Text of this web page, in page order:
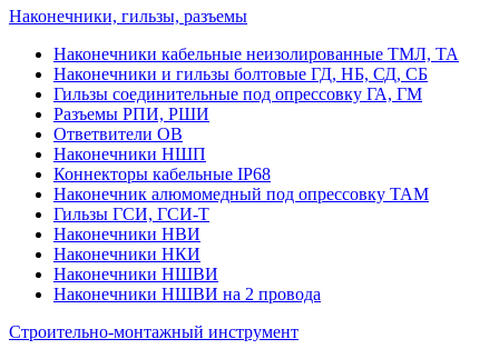
Наконечники, гильзы, разъемы
Наконечники кабельные неизолированные ТМЛ, ТА
Наконечники и гильзы болтовые ГД, НБ, СД, СБ
Гильзы соединительные под опрессовку ГА, ГМ
Разъемы РПИ, РШИ
Ответвители ОВ
Наконечники НШП
Коннекторы кабельные IP68
Наконечник алюмомедный под опрессовку ТАМ
Гильзы ГСИ, ГСИ-Т
Наконечники НВИ
Наконечники НКИ
Наконечники НШВИ
Наконечники НШВИ на 2 провода
Строительно-монтажный инструмент